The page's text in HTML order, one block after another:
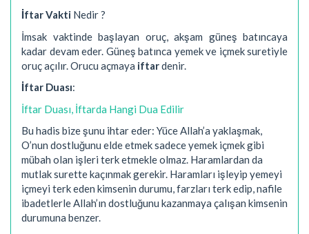
İftar Vakti Nedir ?
İmsak vaktinde başlayan oruç, akşam güneş batıncaya
kadar devam eder. Güneş batınca yemek ve içmek suretiyle
oruç açılır. Orucu açmaya iftardenir.
İftar Duası:
İftar Duası, İftarda Hangi Dua Edilir
Bu hadis bize şunu ihtar eder: Yüce Allah’a yaklaşmak,
O’nun dostluğunu elde etmek sadece yemek içmek gibi
mübah olan işleri terk etmekle olmaz. Haramlardan da
mutlak surette kaçınmak gerekir. Haramları işleyip yemeyi
içmeyi terk eden kimsenin durumu, farzları terk edip, nafile
ibadetlerle Allah’ın dostluğunu kazanmaya çalışan kimsenin
durumuna benzer.